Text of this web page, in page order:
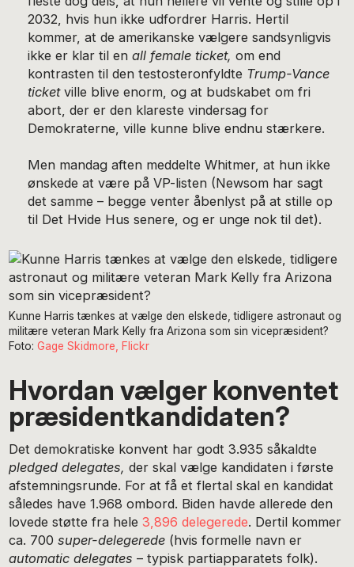
2032, hvis hun ikke udfordrer Harris. Hertil
kommer, at de amerikanske vælgere sandsynligvis
ikke er klar til en all female ticket, om end
kontrasten til den testosteronfyldte Trump-Vance
ticketville blive enorm, og at budskabet om fri
abort, der er den klareste vindersag for
Demokraterne, ville kunne blive endnu stærkere.
Men mandag aften meddelte Whitmer, at hun ikke
ønskede at være på VP-listen (Newsom har sagt
det samme – begge venter åbenlyst på at stille op
til Det Hvide Hus senere, og er unge nok til det).
Kunne Harris tænkes at vælge den elskede, tidligere astronaut og
militære veteran Mark Kelly fra Arizona som sin vicepræsident?
Foto:Gage Skidmore, Flickr
Hvordan vælger konventet
præsidentkandidaten?
Det demokratiske konvent har godt 3.935 såkaldte
pledged delegates, der skal vælge kandidaten i første
afstemningsrunde. For at få et flertal skal en kandidat
således have 1.968 ombord. Biden havde allerede den
lovede støtte fra hele3,896 delegerede. Dertil kommer
ca. 700super-delegerede (hvis formelle navn er
automatic delegates – typisk partiapparatets folk).